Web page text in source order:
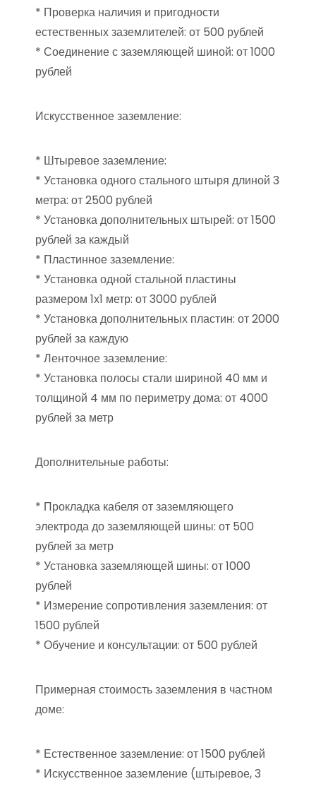
* Проверка наличия и пригодности
естественных заземлителей: от 500 рублей
* Соединение с заземляющей шиной: от 1000
рублей
Искусственное заземление:
* Штыревое заземление:
* Установка одного стального штыря длиной 3
метра: от 2500 рублей
* Установка дополнительных штырей: от 1500
рублей за каждый
* Пластинное заземление:
* Установка одной стальной пластины
размером 1х1 метр: от 3000 рублей
* Установка дополнительных пластин: от 2000
рублей за каждую
* Ленточное заземление:
* Установка полосы стали шириной 40 мм и
толщиной 4 мм по периметру дома: от 4000
рублей за метр
Дополнительные работы:
* Прокладка кабеля от заземляющего
электрода до заземляющей шины: от 500
рублей за метр
* Установка заземляющей шины: от 1000
рублей
* Измерение сопротивления заземления: от
1500 рублей
* Обучение и консультации: от 500 рублей
Примерная стоимость заземления в частном
доме:
* Естественное заземление: от 1500 рублей
* Искусственное заземление (штыревое, 3